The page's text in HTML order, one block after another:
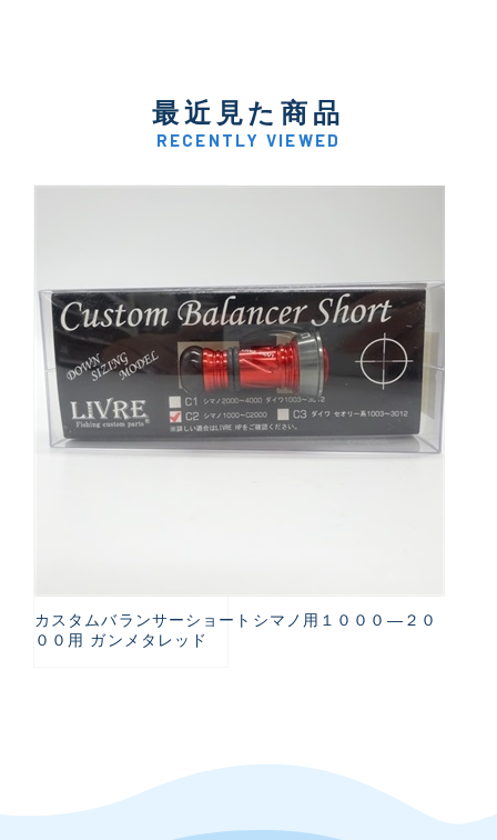
最近見た商品
RECENTLY VIEWED
カスタムバランサーショートシマノ用１０００―２０
００用 ガンメタレッド